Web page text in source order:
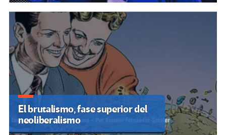
El brutalismo, fase superior del
neoliberalismo